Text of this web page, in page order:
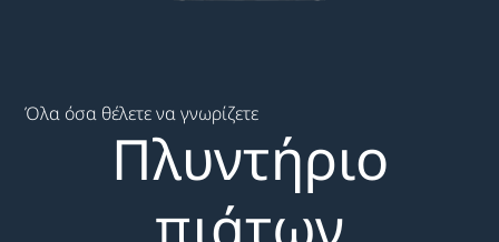
Όλα όσα θέλετε να γνωρίζετε
Πλυντήριο
πιάτων